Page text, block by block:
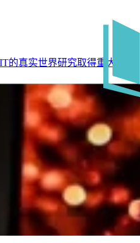
的真实世界研究取得重大进